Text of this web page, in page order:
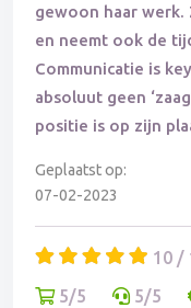
gewoon haar werk.
en neemt ook de
Communicatie is
absoluut geen
positie is op zijn
Geplaatst op:
07-02-2023
10 /
5/5
5/5